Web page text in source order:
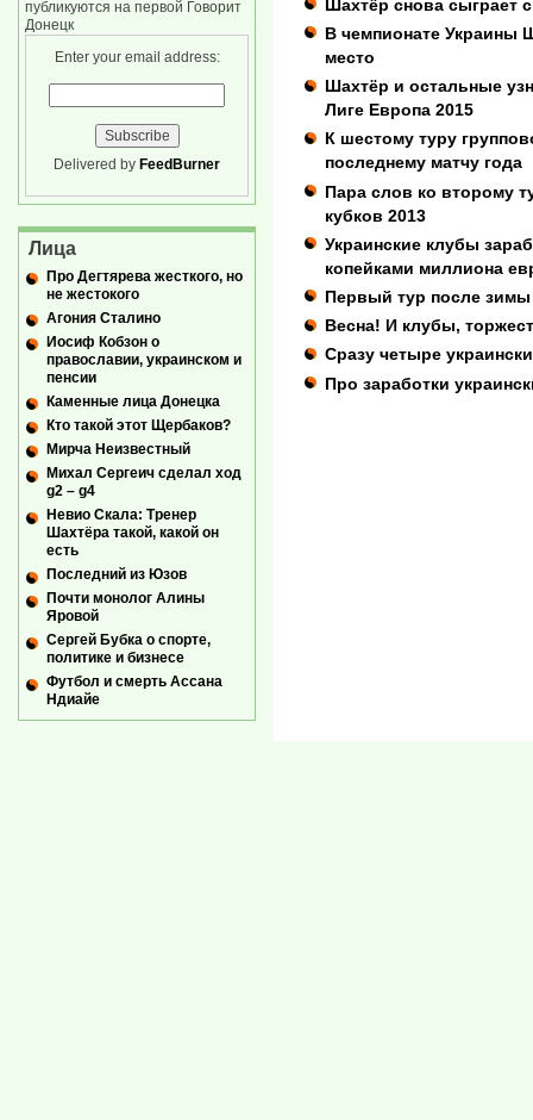
Шахтёр снова сыграет
В чемпионате Украины
место
Шахтёр и остальные
Лиге Европа 2015
К шестому туру
последнему матчу года
Пара слов ко второму
кубков 2013
Украинские клубы
копейками миллиона
Первый тур после зимы
Весна! И клубы,
Сразу четыре
Про заработки
публикуются на первой Говорит
Донецк
Enter your email address:
Delivered by FeedBurner
Лица
Про Дегтярева жесткого, но
не жестокого
Агония Сталино
Иосиф Кобзон о
православии, украинском и
пенсии
Каменные лица Донецка
Кто такой этот Щербаков?
Мирча Неизвестный
Михал Сергеич сделал ход
g2 – g4
Невио Скала: Тренер
Шахтёра такой, какой он
есть
Последний из Юзов
Почти монолог Алины
Яровой
Сергей Бубка о спорте,
политике и бизнесе
Футбол и смерть Ассана
Ндиайе